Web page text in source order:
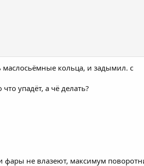
кольца, и задымил. с
упадёт, а чё делать?
фары не влазеют, максимум